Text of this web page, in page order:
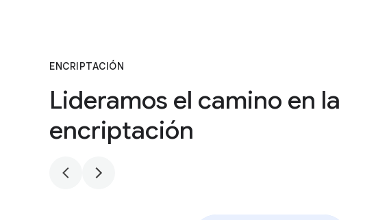
D
o
ENCRIPTACIÓN
Lideramos el camino en la
encriptación